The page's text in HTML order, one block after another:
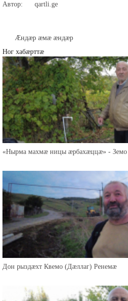
Автор: qartli.ge
Æндæр æмæ æндæр
Ног хабæрттæ
«Нырма махмæ ницы æрбахæццæ» - Земо
Дон рыздæхт Квемо (Дæллаг) Ренемæ